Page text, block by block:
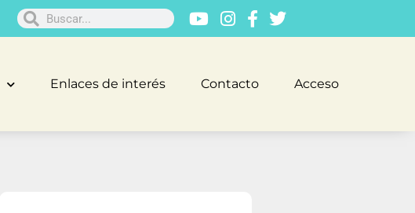
Enlaces de interés Contacto Acceso